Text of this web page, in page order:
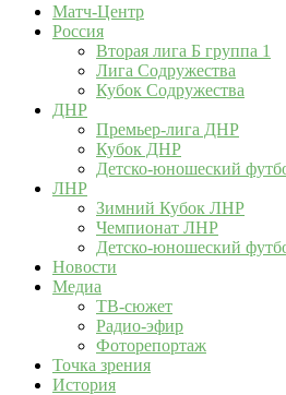
Матч-Центр
Россия
Вторая лига Б группа 1
Лига Содружества
Кубок Содружества
ДНР
Премьер-лига ДНР
Кубок ДНР
Детско-юношеский
ЛНР
Зимний Кубок ЛНР
Чемпионат ЛНР
Детско-юношеский
Новости
Медиа
ТВ-сюжет
Радио-эфир
Фоторепортаж
Точка зрения
История